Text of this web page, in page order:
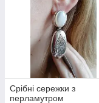
Срібні сережки з
перламутром